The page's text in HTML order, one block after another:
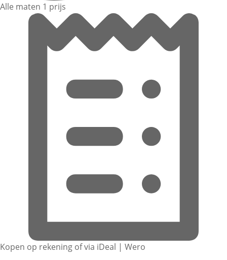
Alle maten 1 prijs
Kopen op rekening of via iDeal | Wero